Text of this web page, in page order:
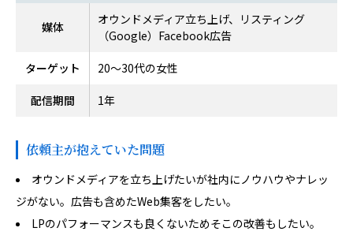
媒体
オウンドメディア立ち上げ、リスティング
（Google）Facebook広告
ターゲット 20〜30代の女性
配信期間 1年
依頼主が抱えていた問題
オウンドメディアを立ち上げたいが社内にノウハウやナレッ
ジがない。広告も含めたWeb集客をしたい。
LPのパフォーマンスも良くないためそこの改善もしたい。